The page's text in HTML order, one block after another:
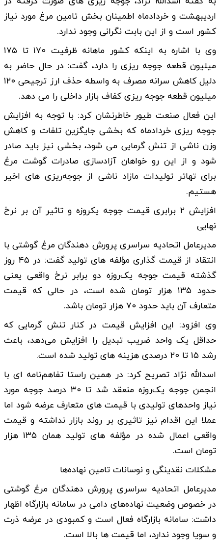
اردیبهشت و خردادماه اطمینان‌ بخش تامین مرغ مورد نیاز
کشور است و از این بابت نگرانی وجود ندارد.
وی با اشاره به اینکه کشور ماهانه ظرفیت ۱۷۰ تا ۱۷۵
میلیون قطعه جوجه ریزی را دارد، گفت: در حال حاضر به
دلیل کاهش سرانه مصرف به واسطه حذف ارز ترجیحی ۱۲۰
میلیون قطعه جوجه‌ ریزی کفاف بازار داخلی را می دهد.
این فعال صنعت طیور خاطرنشان کرد: با توجه به افزایش
جوجه ریزی خردادماه که بخشی جایگزین تلفات و کاهش
وزن ناشی از تنش گرمایی می شود، بخشی نیز باید صادر
شود و از این رو خواهان آزادسازی صادرات گوشت مرغ
برای تهاتر تولیدات مازاد ناشی از جوجه‌ریزی‌ های اخیر
هستیم.
افزایش ۲ برابری قیمت جوجه یکروزه و تاثیر آن بر نرخ
نهایی
مدیرعامل اتحادیه سراسری پرورش دهندگان مرغ گوشتی با
انتقاد از قیمت‌ گذاری مؤلفه‌ های تولید گفت: در ۴۵ روز
گذشته قیمت جوجه یک‌روزه دو برابر نرخ واقعی یعنی
حدود ۱۳۵ هزار تومان شده است، در حالی که قیمت
متعارف آن باید حدود ۷۰ هزار تومان باشد.
وی افزود: این افزایش قیمت در کنار تنش گرمایی که
حداقل یک واحد ضریب تبدیل را افزایش می‌دهد، باعث
رشد ۱۵ تا ۲۰ درصدی هزینه‌ های تولید شده است.
اسدالله نژاد تصریح کرد: در همین راستا تفاهم‌نامه‌ ای با
انجمن جوجه یک‌روزه منعقد شد تا ۳۰ درصد جوجه مورد
نیاز واحدهای تولیدی با قیمت های متعارف عرضه شود اما
عملا این اقدام نیز تاثیری بر روند بازار نداشته و قیمت
واقعی اعمال شده در مؤلفه‌ های تولید همان ۱۳۵ هزار
تومان است.
مشکلات نقدینگی و نوسانات تامین نهاده‌ها
مدیرعامل اتحادیه سراسری پرورش دهندگان مرغ گوشتی
در خصوص وضعیت نهاده‌های دامی در سامانه بازارگاه اظهار
داشت: سامانه بازارگاه فعال است و کمبودی در عرضه ذرت
و سویا وجود ندارد، اما قیمت‌ ها بالا است.